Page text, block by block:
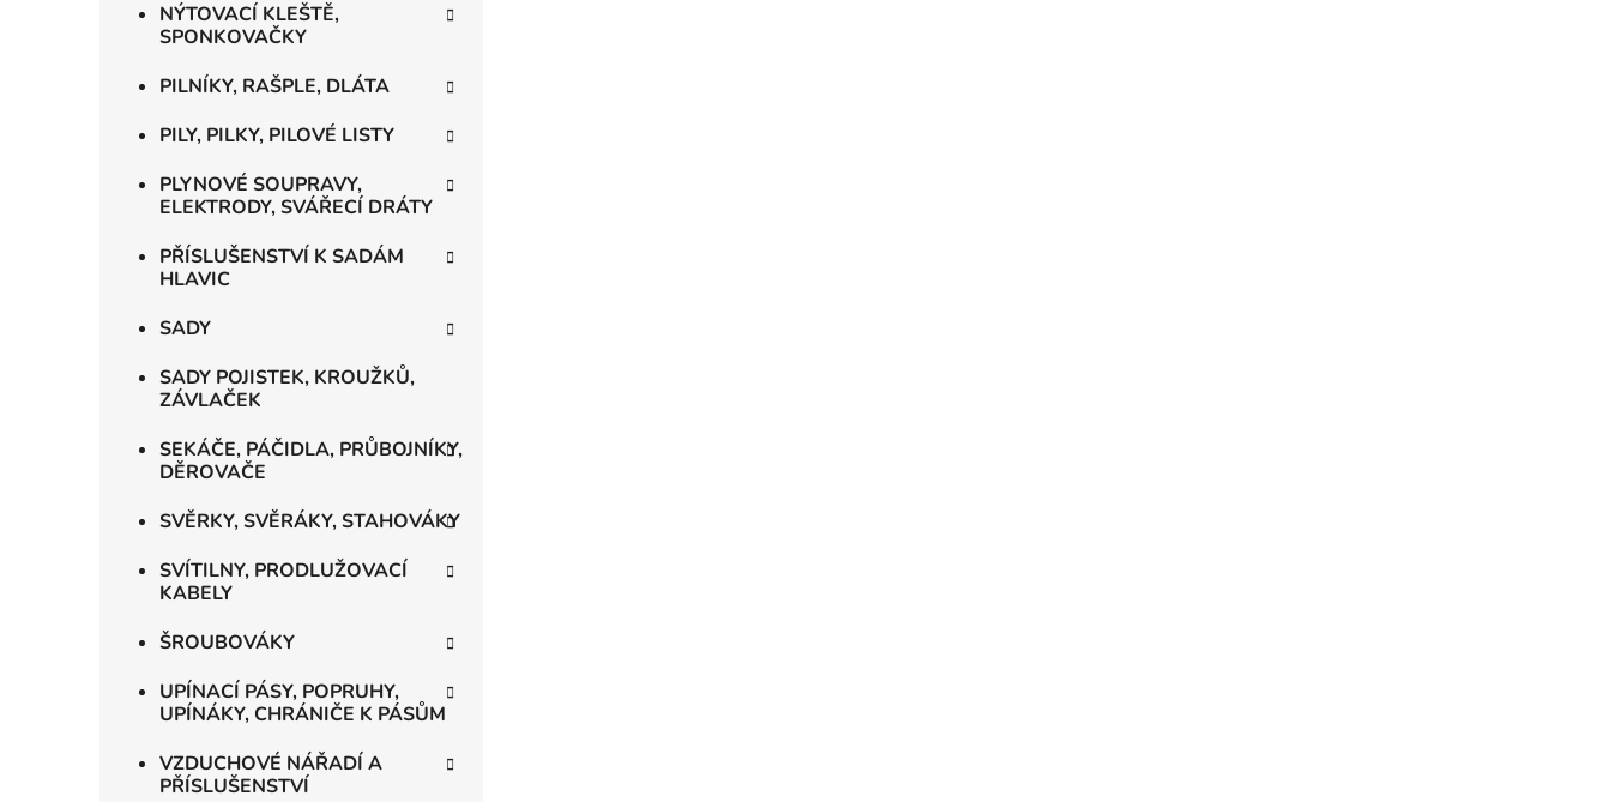
NÝTOVACÍ KLEŠTĚ,
SPONKOVAČKY
PILNÍKY, RAŠPLE, DLÁTA
PILY, PILKY, PILOVÉ LISTY
PLYNOVÉ SOUPRAVY,
ELEKTRODY, SVÁŘECÍ DRÁTY
PŘÍSLUŠENSTVÍ K SADÁM
HLAVIC
SADY
SADY POJISTEK, KROUŽKŮ,
ZÁVLAČEK
SEKÁČE, PÁČIDLA, PRŮBOJNÍKY,
DĚROVAČE
SVĚRKY, SVĚRÁKY, STAHOVÁKY
SVÍTILNY, PRODLUŽOVACÍ
KABELY
ŠROUBOVÁKY
UPÍNACÍ PÁSY, POPRUHY,
UPÍNÁKY, CHRÁNIČE K PÁSŮM
VZDUCHOVÉ NÁŘADÍ A
PŘÍSLUŠENSTVÍ